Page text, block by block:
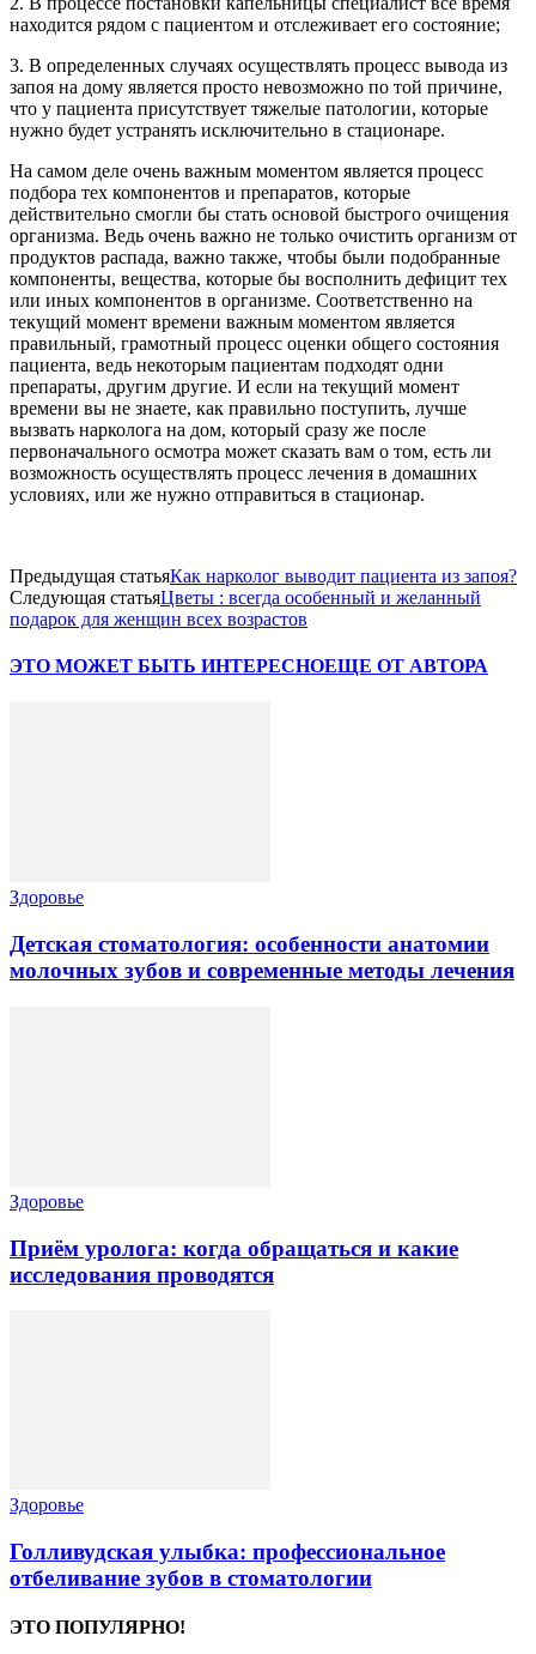
находится рядом с пациентом и отслеживает его состояние;
3. В определенных случаях осуществлять процесс вывода из
запоя на дому является просто невозможно по той причине,
что у пациента присутствует тяжелые патологии, которые
нужно будет устранять исключительно в стационаре.
На самом деле очень важным моментом является процесс
подбора тех компонентов и препаратов, которые
действительно смогли бы стать основой быстрого очищения
организма. Ведь очень важно не только очистить организм от
продуктов распада, важно также, чтобы были подобранные
компоненты, вещества, которые бы восполнить дефицит тех
или иных компонентов в организме. Соответственно на
текущий момент времени важным моментом является
правильный, грамотный процесс оценки общего состояния
пациента, ведь некоторым пациентам подходят одни
препараты, другим другие. И если на текущий момент
времени вы не знаете, как правильно поступить, лучше
вызвать нарколога на дом, который сразу же после
первоначального осмотра может сказать вам о том, есть ли
возможность осуществлять процесс лечения в домашних
условиях, или же нужно отправиться в стационар.
Предыдущая статьяКак нарколог выводит пациента из запоя?
Следующая статьяЦветы : всегда особенный и желанный
подарок для женщин всех возрастов
ЭТО МОЖЕТ БЫТЬ ИНТЕРЕСНОЕЩЕ ОТ АВТОРА
Здоровье
Детская стоматология: особенности анатомии
молочных зубов и современные методы лечения
Здоровье
Приём уролога: когда обращаться и какие
исследования проводятся
Здоровье
Голливудская улыбка: профессиональное
отбеливание зубов в стоматологии
ЭТО ПОПУЛЯРНО!